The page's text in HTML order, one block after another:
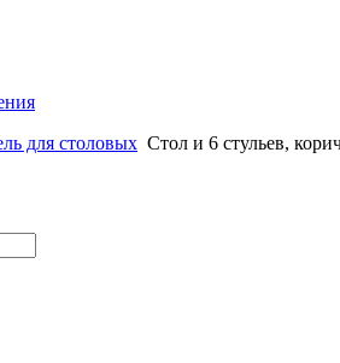
для столовых Стол и 6 стульев,